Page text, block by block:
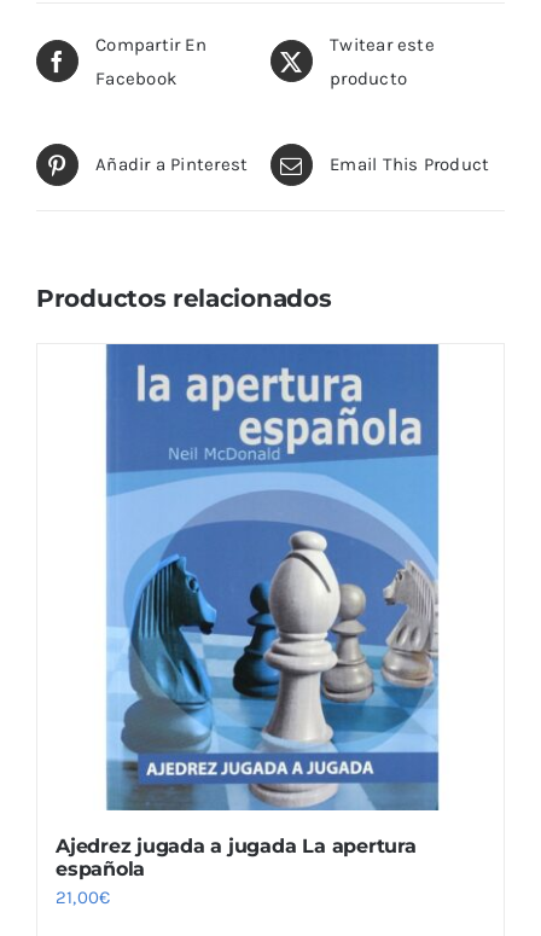
Compartir En
Facebook
Twitear este
producto
Añadir a Pinterest Email This Product
Productos relacionados
Ajedrez jugada a jugada La apertura
española
21,00€